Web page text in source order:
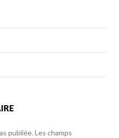
publiée. Les champs